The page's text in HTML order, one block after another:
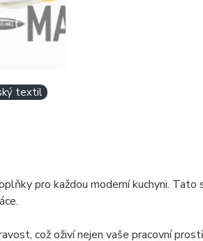
textil
pro každou moderní kuchyni.
což oživí nejen vaše pracovní